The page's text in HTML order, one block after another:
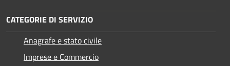
CATEGORIE DI SERVIZIO
Anagrafe e stato civile
Imprese e Commercio